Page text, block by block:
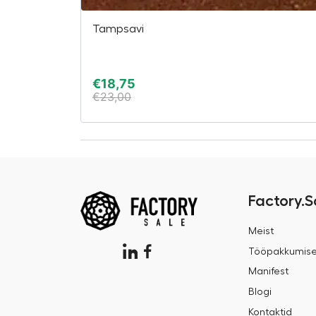
Tampsavi
€18,75
€23,00
Meist
Manifest
Blogi
Kontaktid